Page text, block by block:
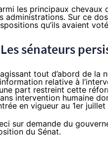
les principaux chevaux
administrations. Sur ce
qu’ils avaient
Les sénateurs
tout d’abord de la
relative à
part restreint cette
intervention humaine
en vigueur au 1er
sur demande du
du Sénat.